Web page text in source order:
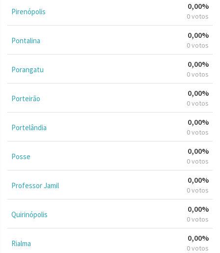
Pirenópolis
0,00%
0 votos
Pontalina
0,00%
0 votos
Porangatu
0,00%
0 votos
Porteirão
0,00%
0 votos
Portelândia
0,00%
0 votos
Posse
0,00%
0 votos
Professor Jamil
0,00%
0 votos
Quirinópolis
0,00%
0 votos
Rialma
0,00%
0 votos